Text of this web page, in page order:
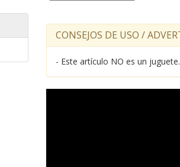
CONSEJOS DE USO /
- Este artículo NO es un juguete.